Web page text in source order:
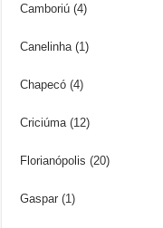
Camboriú (4)
Canelinha (1)
Chapecó (4)
Criciúma (12)
Florianópolis (20)
Gaspar (1)